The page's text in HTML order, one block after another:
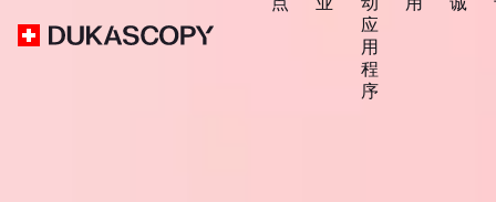
应
用
程
序